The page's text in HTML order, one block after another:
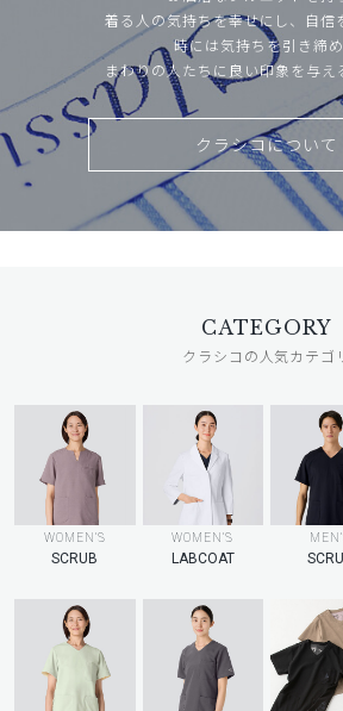
着る人の気持ちを幸せにし、自信
時には気持ちを引き締め
まわりの人たちに良い印象を与え
クラシコについて
CATEGORY
クラシコの人気カテゴ
WOMEN’S
SCRUB
WOMEN’S
LABCOAT